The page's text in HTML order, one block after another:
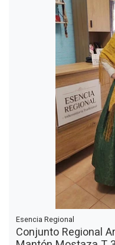
Esencia Regional
Conjunto Regional